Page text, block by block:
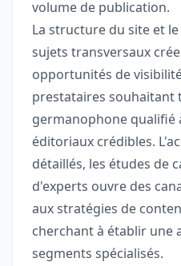
volume de publication.
La structure du site et
sujets transversaux
opportunités de
prestataires souhaitant
germanophone qualifié
éditoriaux crédibles.
détaillés, les études de
d'experts ouvre des
aux stratégies de
cherchant à établir une
segments spécialisés.